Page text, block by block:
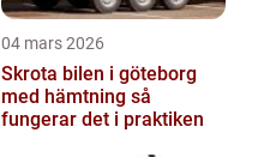
04 mars 2026
Skrota bilen i göteborg
med hämtning så
fungerar det i praktiken